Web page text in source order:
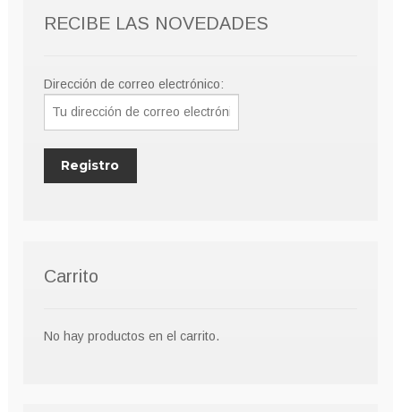
RECIBE LAS NOVEDADES
Dirección de correo electrónico:
Carrito
No hay productos en el carrito.